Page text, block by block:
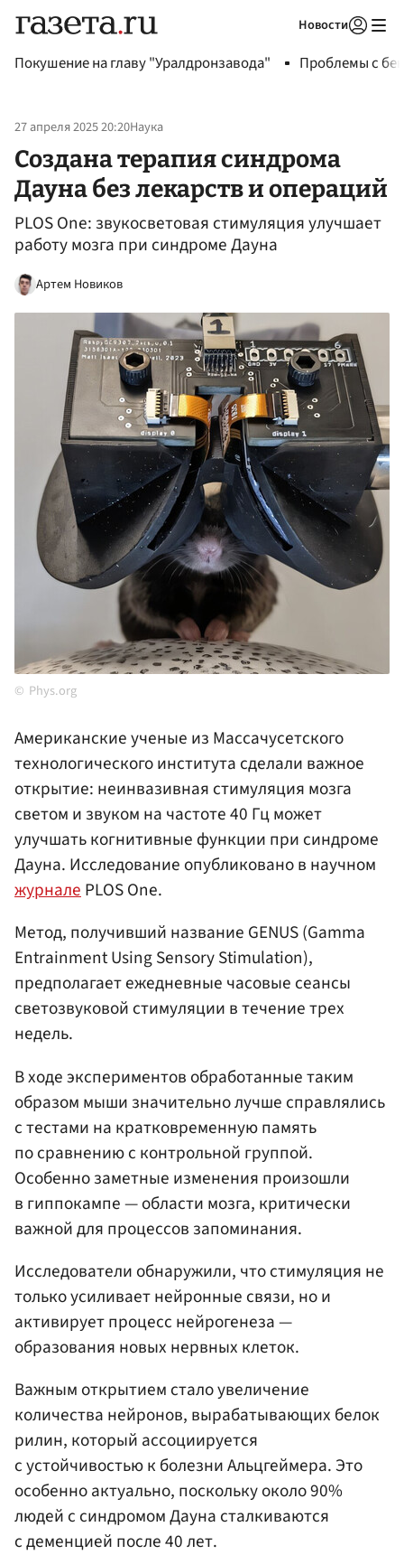
Новости
Покушение на главу "Уралдронзавода" Проблемы с
27 апреля 2025 20:20Наука
Создана терапия синдрома
Дауна без лекарств и операций
PLOS One: звукосветовая стимуляция улучшает
работу мозга при синдроме Дауна
Артем Новиков
Phys.org
Американские ученые из Массачусетского
технологического института сделали важное
открытие: неинвазивная стимуляция мозга
светом и звуком на частоте 40 Гц может
улучшать когнитивные функции при синдроме
Дауна. Исследование опубликовано в научном
журналеPLOS One.
Метод, получивший название GENUS (Gamma
Entrainment Using Sensory Stimulation),
предполагает ежедневные часовые сеансы
светозвуковой стимуляции в течение трех
недель.
В ходе экспериментов обработанные таким
образом мыши значительно лучше справлялись
с тестами на кратковременную память
по сравнению с контрольной группой.
Особенно заметные изменения произошли
в гиппокампе — области мозга, критически
важной для процессов запоминания.
Исследователи обнаружили, что стимуляция не
только усиливает нейронные связи, но и
активирует процесс нейрогенеза —
образования новых нервных клеток.
Важным открытием стало увеличение
количества нейронов, вырабатывающих белок
рилин, который ассоциируется
с устойчивостью к болезни Альцгеймера. Это
особенно актуально, поскольку около 90%
людей с синдромом Дауна сталкиваются
с деменцией после 40 лет.